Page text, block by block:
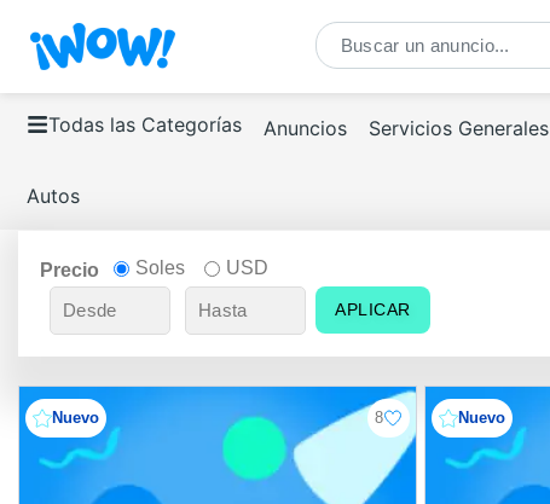
Todas las Categorías Anuncios Servicios Generales
Autos
Precio Soles USD
APLICAR
Nuevo 8 Nuevo